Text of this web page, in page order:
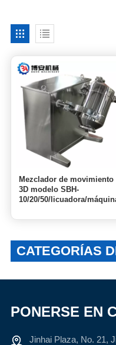
Mezclador de movimiento
3D modelo SBH-
10/20/50/licuadora/
CATEGORÍAS
PONERSE EN
Jinhai Plaza, No. 21,